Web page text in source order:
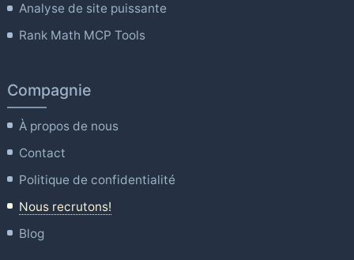
Analyse de site puissante
Rank Math MCP Tools
Compagnie
À propos de nous
Contact
Politique de confidentialité
Nous recrutons!
Blog